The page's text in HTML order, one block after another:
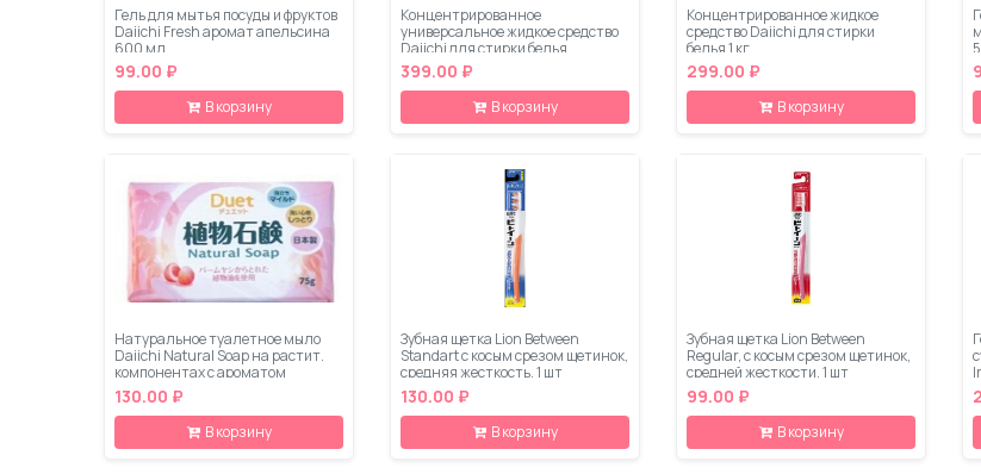
Гель для мытья посуды и фруктов
Daiichi Fresh аромат апельсина
600 мл
99.00 ₽
В корзину
Концентрированное
универсальное жидкое средство
Daiichi для стирки белья
Цветочный сад 1,65 кг (мягкая
упаковка)
399.00 ₽
В корзину
Концентрированное жидкое
средство Daiichi для стирки
белья 1 кг
299.00 ₽
В корзину
Натуральное туалетное мыло
Daiichi Natural Soap на растит.
компонентах с ароматом
Персика 4*75г
130.00 ₽
В корзину
Зубная щетка Lion Between
Standart с косым срезом щетинок,
средняя жесткость, 1 шт
130.00 ₽
В корзину
Зубная щетка Lion Between
Regular, с косым срезом щетинок,
средней жесткости, 1 шт
99.00 ₽
В корзину